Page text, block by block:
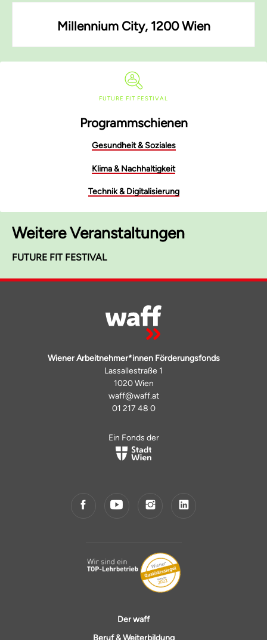
Millennium City, 1200 Wien
FUTURE FIT FESTIVAL
Programmschienen
Gesundheit & Soziales
Klima & Nachhaltigkeit
Technik & Digitalisierung
Weitere Veranstaltungen
FUTURE FIT FESTIVAL
Wiener Arbeitnehmer*innen Förderungsfonds
Lassallestraße 1
1020 Wien
waff@waff.at
01 217 48 0
Ein Fonds der
Der waff